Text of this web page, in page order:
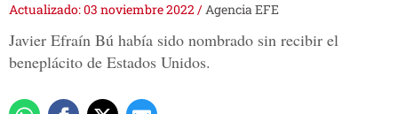
Actualizado: 03 noviembre 2022/Agencia EFE
Javier Efraín Bú había sido nombrado sin recibir el
beneplácito de Estados Unidos.